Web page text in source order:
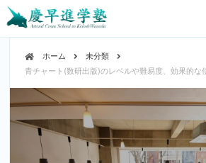
ホーム
未分類
青チャート(数研出版)のレベルや難易度、効果的な